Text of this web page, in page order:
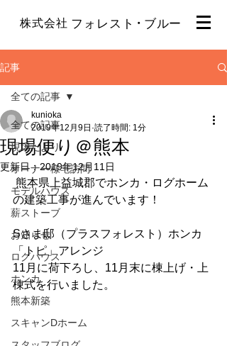
ブルー
株式会社 フォレスト ・
記事
全ての記事
現場だより
オーナー様宅訪問
モデルハウス
薪ストーブ
お知らせ
ログハウス
ホンカ
熊本新築
スキャンDホーム
全ての記事
現場便り＠熊本
kunioka
2019年12月9日 読了時間: 1分
更新日：2019年12月11日
の建築工事が進んでいます！
Sさま邸（プラスフォレスト）ホンカ
「トピ」アレンジ
11月に荷下ろし、11月末に棟上げ・上
棟式を行いました。